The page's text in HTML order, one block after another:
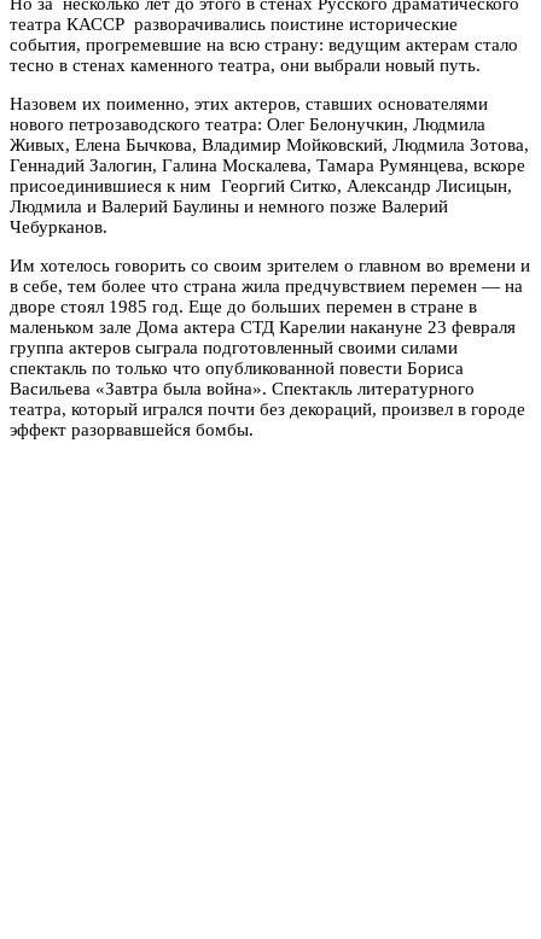
театра КАССР разворачивались поистине исторические
события, прогремевшие на всю страну: ведущим актерам стало
тесно в стенах каменного театра, они выбрали новый путь.
Назовем их поименно, этих актеров, ставших основателями
нового петрозаводского театра: Олег Белонучкин, Людмила
Живых, Елена Бычкова, Владимир Мойковский, Людмила Зотова,
Геннадий Залогин, Галина Москалева, Тамара Румянцева, вскоре
присоединившиеся к ним Георгий Ситко, Александр Лисицын,
Людмила и Валерий Баулины и немного позже Валерий
Чебурканов.
Им хотелось говорить со своим зрителем о главном во времени и
в себе, тем более что страна жила предчувствием перемен — на
дворе стоял 1985 год. Еще до больших перемен в стране в
маленьком зале Дома актера СТД Карелии накануне 23 февраля
группа актеров сыграла подготовленный своими силами
спектакль по только что опубликованной повести Бориса
Васильева «Завтра была война». Спектакль литературного
театра, который игрался почти без декораций, произвел в городе
эффект разорвавшейся бомбы.